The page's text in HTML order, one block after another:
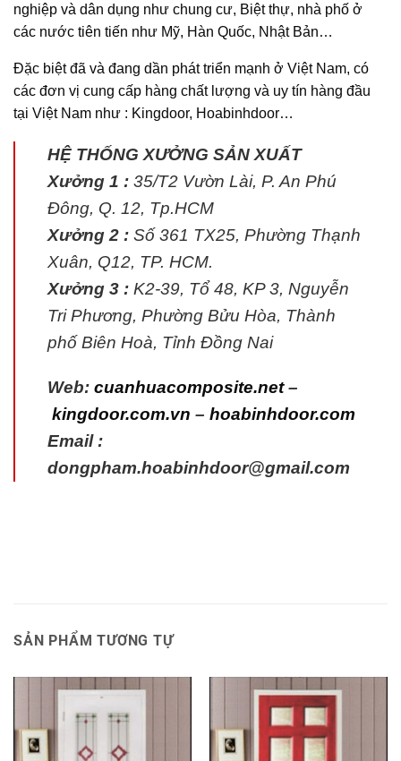
nghiệp và dân dụng như chung cư, Biệt thự, nhà phố ở
các nước tiên tiến như Mỹ, Hàn Quốc, Nhật Bản…
Đặc biệt đã và đang dần phát triển mạnh ở Việt Nam, có
các đơn vị cung cấp hàng chất lượng và uy tín hàng đầu
tại Việt Nam như : Kingdoor, Hoabinhdoor…
HỆ THỐNG XƯỞNG SẢN XUẤT
Xưởng 1 : 35/T2 Vườn Lài, P. An Phú
Đông, Q. 12, Tp.HCM
Xưởng 2 : Số 361 TX25, Phường Thạnh
Xuân, Q12, TP. HCM.
Xưởng 3 : K2-39, Tổ 48, KP 3, Nguyễn
Tri Phương, Phường Bửu Hòa, Thành
phố Biên Hoà, Tỉnh Đồng Nai
Web: cuanhuacomposite.net–
kingdoor.com.vn – hoabinhdoor.com
Email :
dongpham.hoabinhdoor@gmail.com
SẢN PHẨM TƯƠNG TỰ